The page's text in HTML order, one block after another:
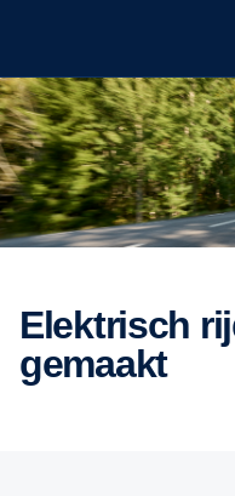
Elektrisch rijden mogelijk
gemaakt